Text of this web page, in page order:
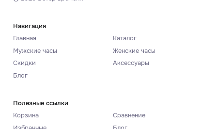
Навигация
Главная
Каталог
Мужские часы
Женские часы
Скидки
Аксессуары
Блог
Полезные ссылки
Корзина
Сравнение